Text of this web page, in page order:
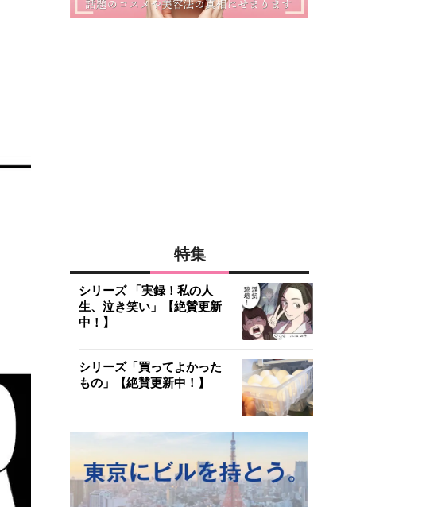
特集
シリーズ 「実録！私の人
生、泣き笑い」【絶賛更新
中！】
シリーズ「買ってよかった
もの」【絶賛更新中！】